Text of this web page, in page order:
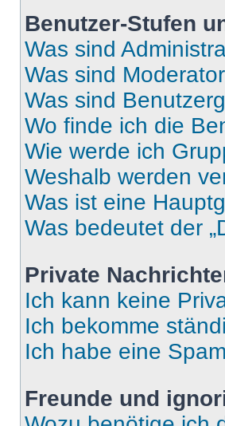
Benutzer-Stufen
Was sind
Was sind
Was sind
Wo finde ich die
Wie werde ich
Weshalb werden
Was ist eine
Was bedeutet der
Private
Ich kann keine
Ich bekomme
Ich habe eine
Freunde und